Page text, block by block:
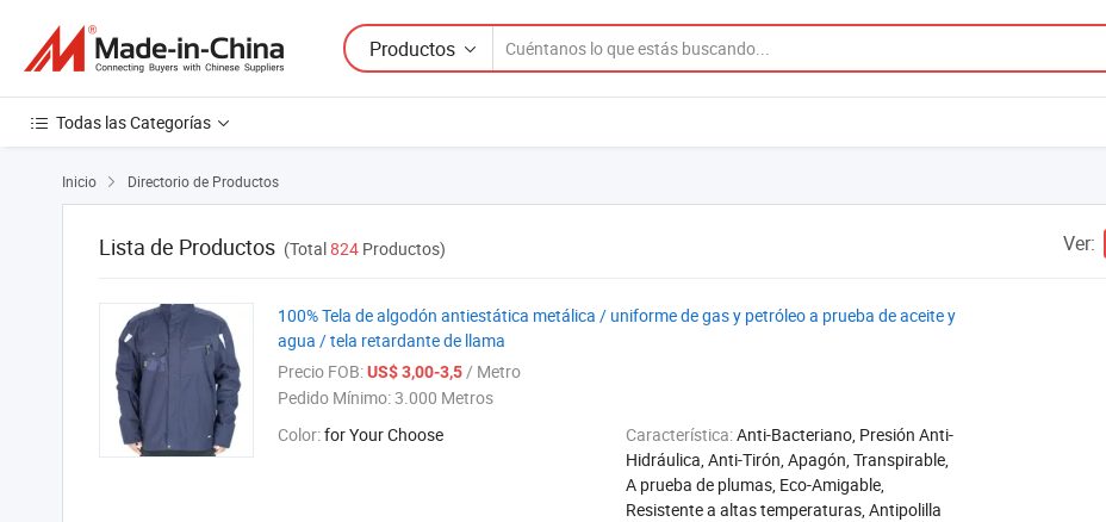
Productos
Todas las Categorías
Inicio  Directorio de Productos
Lista de Productos (Total824 Productos) Ver:
100% Tela de algodón antiestática metálica / uniforme de gas y petróleo a prueba de aceite y
agua / tela retardante de llama
Precio FOB:US$ 3,00-3,5/ Metro
Pedido Mínimo:3.000 Metros
Color:for Your Choose Característica:Anti-Bacteriano, Presión Anti-
Hidráulica, Anti-Tirón, Apagón, Transpirable,
A prueba de plumas, Eco-Amigable,
Resistente a altas temperaturas, Antipolilla